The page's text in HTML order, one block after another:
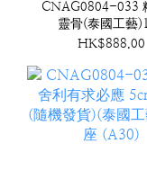
CNAG0804-033
靈骨(泰國工藝
12mm (送光明珊
HK$888.00